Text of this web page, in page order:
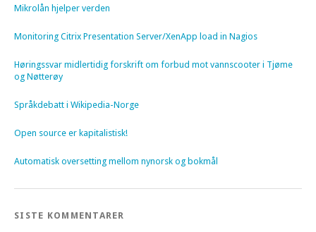
Mikrolån hjelper verden
Monitoring Citrix Presentation Server/XenApp load in Nagios
Høringssvar midlertidig forskrift om forbud mot vannscooter i Tjøme
og Nøtterøy
Språkdebatt i Wikipedia-Norge
Open source er kapitalistisk!
Automatisk oversetting mellom nynorsk og bokmål
SISTE KOMMENTARER